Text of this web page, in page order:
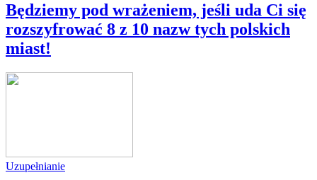
Będziemy pod wrażeniem, jeśli uda Ci się
rozszyfrować 8 z 10 nazw tych polskich
miast!
Uzupełnianie